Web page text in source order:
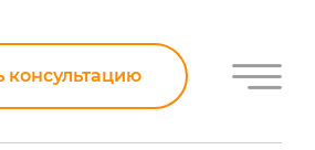
консультацию